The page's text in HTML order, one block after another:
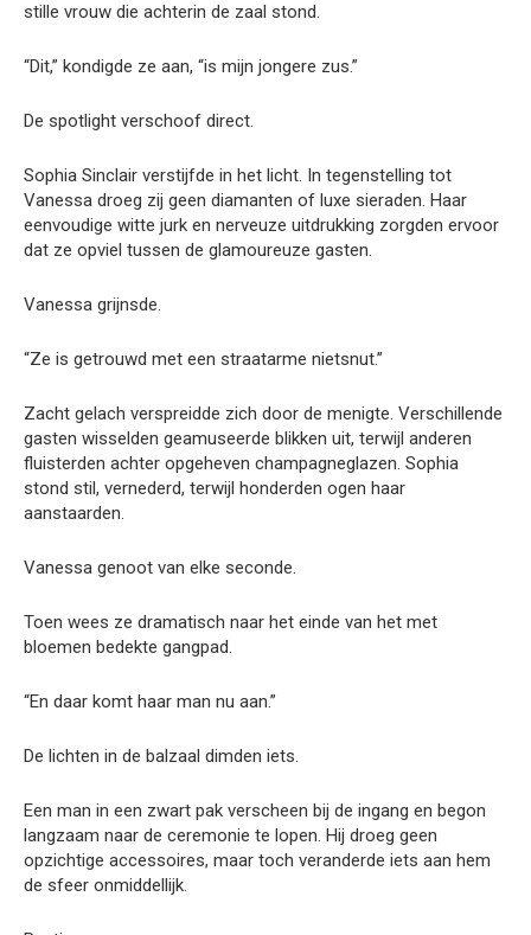
stille vrouw die achterin de zaal stond.
“Dit,” kondigde ze aan, “is mijn jongere zus.”
De spotlight verschoof direct.
Sophia Sinclair verstijfde in het licht. In tegenstelling tot
Vanessa droeg zij geen diamanten of luxe sieraden. Haar
eenvoudige witte jurk en nerveuze uitdrukking zorgden ervoor
dat ze opviel tussen de glamoureuze gasten.
Vanessa grijnsde.
“Ze is getrouwd met een straatarme nietsnut.”
Zacht gelach verspreidde zich door de menigte. Verschillende
gasten wisselden geamuseerde blikken uit, terwijl anderen
fluisterden achter opgeheven champagneglazen. Sophia
stond stil, vernederd, terwijl honderden ogen haar
aanstaarden.
Vanessa genoot van elke seconde.
Toen wees ze dramatisch naar het einde van het met
bloemen bedekte gangpad.
“En daar komt haar man nu aan.”
De lichten in de balzaal dimden iets.
Een man in een zwart pak verscheen bij de ingang en begon
langzaam naar de ceremonie te lopen. Hij droeg geen
opzichtige accessoires, maar toch veranderde iets aan hem
de sfeer onmiddellijk.